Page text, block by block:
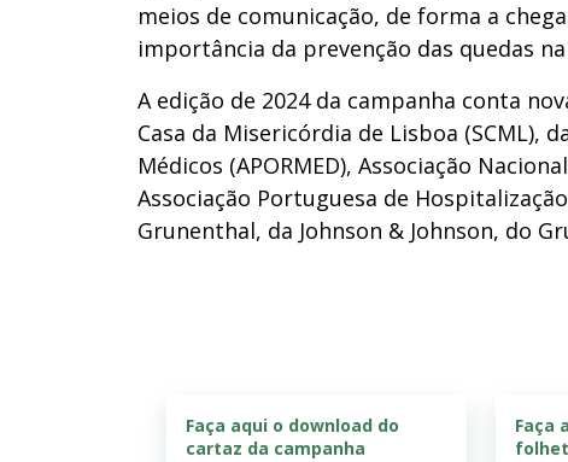
meios de comunicação, de forma a
importância da prevenção das quedas
A edição de 2024 da campanha conta
Casa da Misericórdia de Lisboa (SCML),
Médicos (APORMED), Associação
Associação Portuguesa de
Grunenthal, da Johnson & Johnson, do
Faça aqui o download do
cartaz da campanha
Faça